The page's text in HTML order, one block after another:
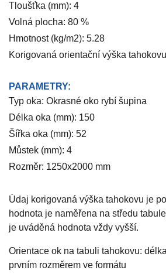
Tloušťka (mm): 4
Volná plocha: 80 %
Hmotnost (kg/m2): 5.28
Korigovaná orientační výška
PARAMETRY:
Typ oka: Okrasné oko rybí šupina
Délka oka (mm): 150
Šířka oka (mm): 52
Můstek (mm): 4
Rozměr: 1250x2000 mm
Údaj korigovaná výška tahokovu je
hodnota je naměřena na středu
je uváděná hodnota vždy vyšší.
Orientace ok na tabuli tahokovu:
prvním rozměrem ve formátu